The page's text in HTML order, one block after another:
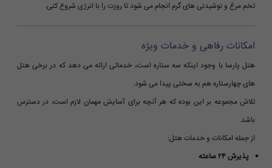
تخم مرغ و نوشیدنی های گرم انجام می شود تا روزت را با انرژی شروع کنی.
امکانات رفاهی و خدمات ویژه
هتل پارسا با وجود اینکه سه ستاره است، خدماتی ارائه می دهد که در برخی هتل
های چهارستاره هم به سختی پیدا می شود.
تلاش مجموعه بر این بوده که هر آنچه برای آسایش مهمان لازم است، در دسترس
باشد.
از جمله امکانات و خدمات هتل:
پذیرش ۲۴ ساعته